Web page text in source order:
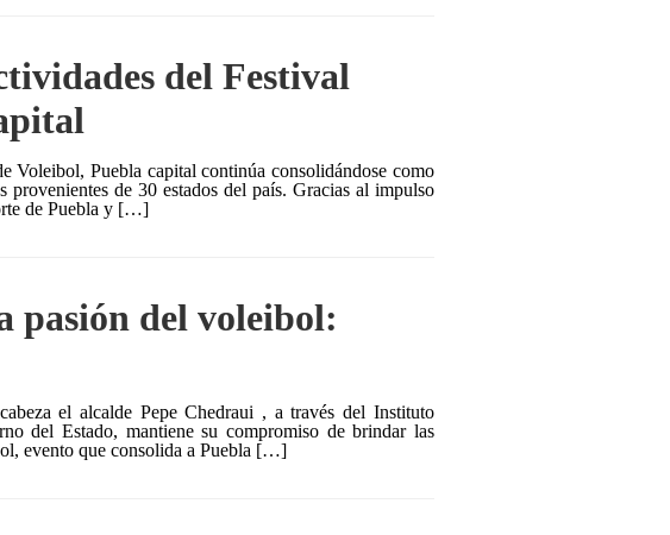
del Festival
Voleibol, Puebla capital continúa consolidándose como
de 30 estados del país. Gracias al impulso
de Puebla y […]
pasión del voleibol:
el alcalde Pepe Chedraui , a través del Instituto
del Estado, mantiene su compromiso de brindar las
evento que consolida a Puebla […]